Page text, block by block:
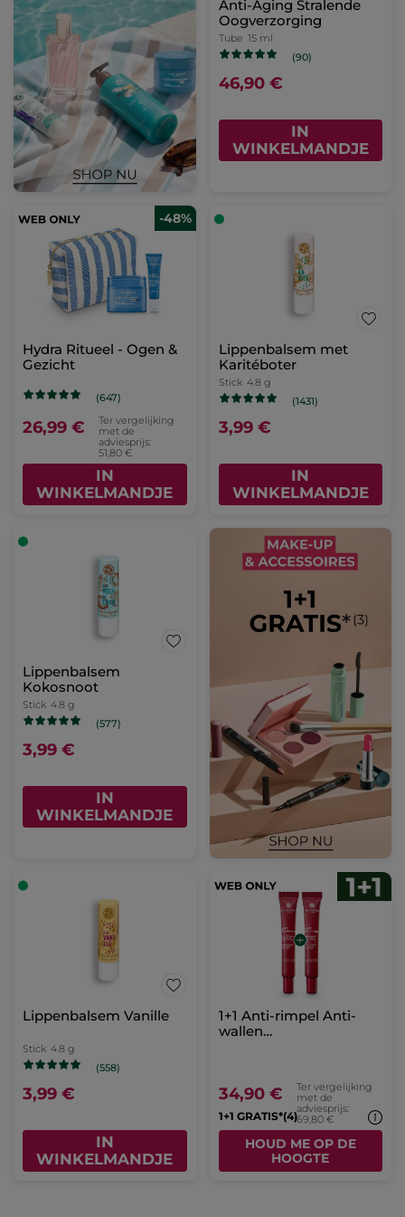
Anti-Aging Stralende
Oogverzorging
Tube 15 ml
(90)
46,90 €
IN
WINKELMANDJE
-48%
Hydra Ritueel - Ogen &
Gezicht
(647)
26,99 €
Ter vergelijking
met de
adviesprijs:
51,80 €
IN
WINKELMANDJE
Lippenbalsem met
Karitéboter
Stick 4.8 g
(1431)
3,99 €
IN
WINKELMANDJE
Lippenbalsem
Kokosnoot
Stick 4.8 g
(577)
3,99 €
IN
WINKELMANDJE
Lippenbalsem Vanille
Stick 4.8 g
(558)
3,99 €
IN
WINKELMANDJE
1+1 Anti-rimpel Anti-
wallen
34,90 €
Ter vergelijking
met de
adviesprijs:
69,80 €
1+1 GRATIS*(4)
HOUD ME OP DE
HOOGTE